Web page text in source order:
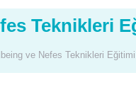
Teknikleri
ve Nefes Teknikleri Eğitimi